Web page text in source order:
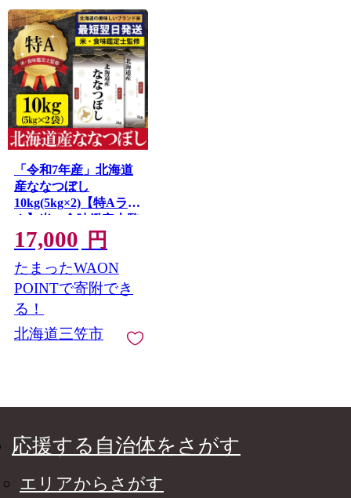
「令和7年産」北海道
産ななつぼし
10kg(5kg×2)【特Aラン
ク】米・食味鑑定士監
修＜最短翌日発送＞
【1606018】
17,000 円
たまったWAON
POINTで寄附でき
る！
北海道三笠市
応援する自治体をさがす
エリアからさがす